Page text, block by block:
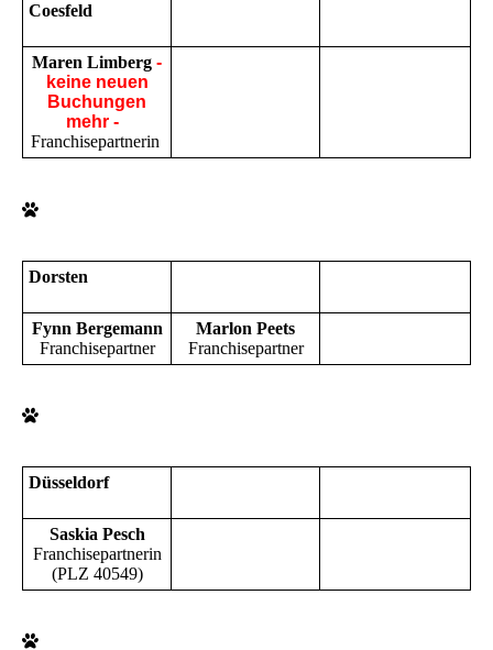
Coesfeld
Maren Limberg -
keine neuen
Buchungen
mehr -
Franchisepartnerin
Dorsten
Fynn Bergemann
Franchisepartner
Marlon Peets
Franchisepartner
Düsseldorf
Saskia Pesch
Franchisepartnerin
(PLZ 40549)